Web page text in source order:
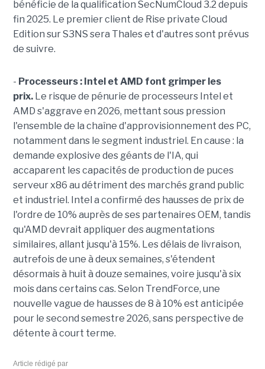
bénéficie de la qualification SecNumCloud 3.2 depuis
fin 2025. Le premier client de Rise private Cloud
Edition sur S3NS sera Thales et d'autres sont prévus
de suivre.
- Processeurs : Intel et AMD font grimper les
prix. Le risque de pénurie de processeurs Intel et
AMD s'aggrave en 2026, mettant sous pression
l'ensemble de la chaîne d'approvisionnement des PC,
notamment dans le segment industriel. En cause : la
demande explosive des géants de l'IA, qui
accaparent les capacités de production de puces
serveur x86 au détriment des marchés grand public
et industriel. Intel a confirmé des hausses de prix de
l'ordre de 10% auprès de ses partenaires OEM, tandis
qu'AMD devrait appliquer des augmentations
similaires, allant jusqu'à 15%. Les délais de livraison,
autrefois de une à deux semaines, s'étendent
désormais à huit à douze semaines, voire jusqu'à six
mois dans certains cas. Selon TrendForce, une
nouvelle vague de hausses de 8 à 10% est anticipée
pour le second semestre 2026, sans perspective de
détente à court terme.
Article rédigé par